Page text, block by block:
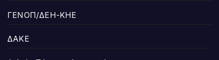
ΓΕΝΟΠ/ΔΕΗ-ΚΗΕ
ΔΑΚΕ